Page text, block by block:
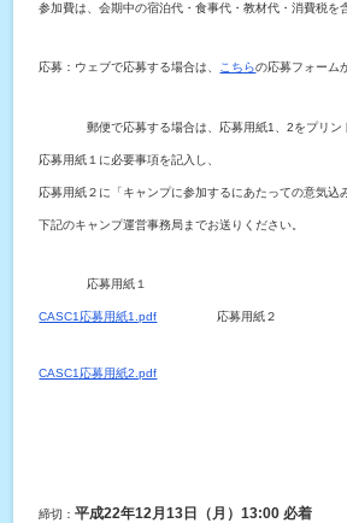
参加費は、会期中の宿泊代・食事代・教材代・消費税を
応募：ウェブで応募する場合は、 こちらの応募フォーム
郵便で応募する場合は、応募用紙1、2をプリント
応募用紙１に必要事項を記入し、
応募用紙２に「キャンプに参加するにあたっての意気込
下記のキャンプ運営事務局までお送りください。
応募用紙１
CASC1応募用紙1.pdf 応募用紙２
CASC1応募用紙2.pdf
締切：平成22年12月13日（月）13:00 必着